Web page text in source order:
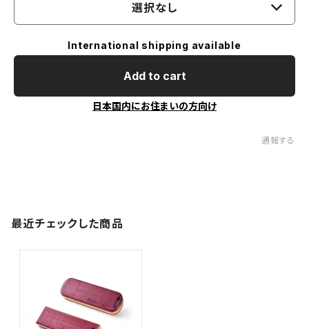
選択なし
International shipping available
Add to cart
日本国内にお住まいの方向け
通報する
最近チェックした商品